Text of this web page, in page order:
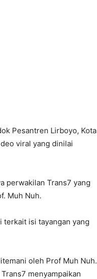
Pesantren Lirboyo, Kota
viral yang dinilai
perwakilan Trans7 yang
Muh Nuh.
terkait isi tayangan yang
oleh Prof Muh Nuh.
menyampaikan